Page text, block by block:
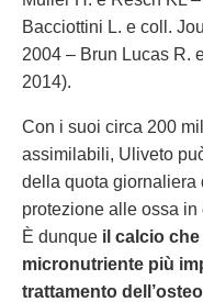
Bacciottini L. e coll.
2004 – Brun Lucas R.
2014).
Con i suoi circa 200
assimilabili, Uliveto
della quota giornaliera
protezione alle ossa in
È dunque il calcio che
micronutriente più
trattamento